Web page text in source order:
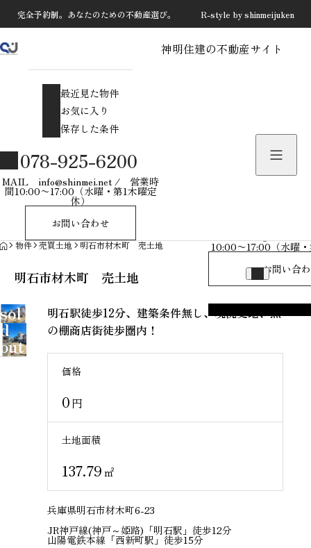
最近見た物件
物件を探す
10:00〜17:00（水曜
お問い合
完全予約制。あなたのための不動産選び。 R-style by shinmeijuken
神明住建の不動産サイト
最近見た物件
お気に入り
保存した条件
078-925-6200
MAIL info@shinmei.net / 営業時
間10:00〜17:00（水曜・第1木曜定
休）
お問い合わせ
HOME
物件 売買土地 明石市材木町 売土地
明石市材木町 売土地
sol
d
out
明石駅徒歩12分、建築条件無し、現況更地、魚
の棚商店街徒歩圏内！
価格
0 円
土地面積
137.79㎡
兵庫県明石市材木町6-23
JR神戸線(神戸～姫路)「明石駅」徒歩12分
山陽電鉄本線「西新町駅」徒歩15分